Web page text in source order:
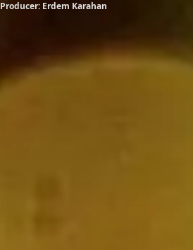
Producer: Erdem Karahan